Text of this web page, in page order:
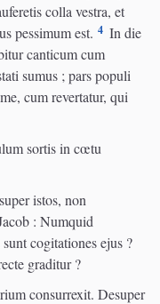
colla vestra, et
pessimum est. 4 In die
canticum cum
sumus ; pars populi
cum revertatur, qui
sortis in cœtu
istos, non
: Numquid
cogitationes ejus ?
graditur ?
consurrexit. Desuper